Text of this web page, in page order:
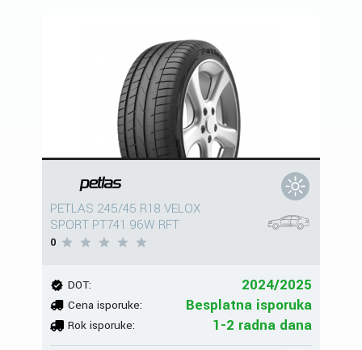
PETLAS 245/45 R18 VELOX
SPORT PT741 96W RFT
0
DOT: 2024/2025
Cena isporuke: Besplatna isporuka
Rok isporuke: 1-2 radna dana